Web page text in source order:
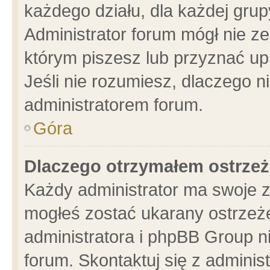
każdego działu, dla każdej
Administrator forum mógł nie
którym piszesz lub przyznać
Jeśli nie rozumiesz, dlaczego
administratorem forum.
Góra
Dlaczego otrzymałem
Każdy administrator ma swoje
mogłeś zostać ukarany
administratora i phpBB Group
forum. Skontaktuj się z